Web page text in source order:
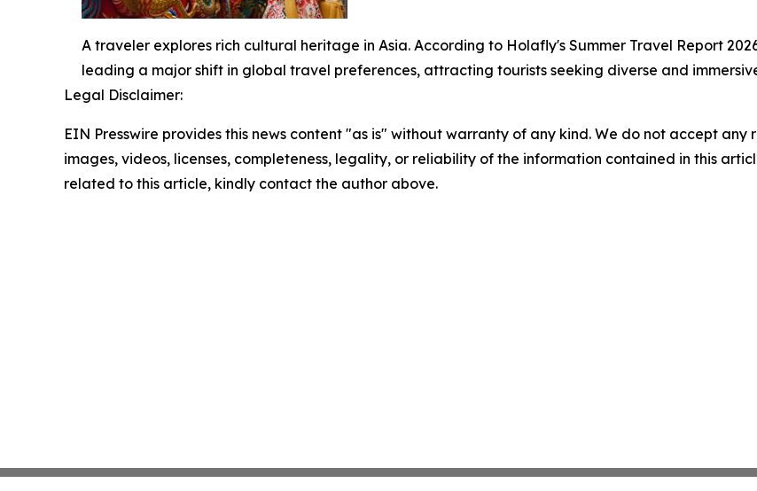
A traveler explores rich cultural heritage in Asia. According to Holafly's Summer Travel Report
leading a major shift in global travel preferences, attracting tourists seeking diverse and
Legal Disclaimer:
EIN Presswire provides this news content "as is" without warranty of any kind. We do not accept
images, videos, licenses, completeness, legality, or reliability of the information contained in this
related to this article, kindly contact the author above.